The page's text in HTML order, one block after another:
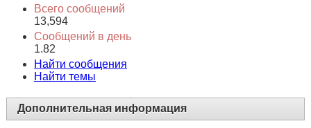
Всего сообщений
13,594
Сообщений в день
1.82
Найти сообщения
Найти темы
Дополнительная информация